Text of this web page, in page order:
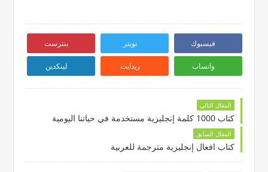
فيسبوك تويتر بنترست
واتساب ريدايت لينكدين
المقال التالي
كتاب 1000 كلمة إنجليزية مستخدمة في حياتنا اليومية
المقال السابق
كتاب افعال إنجليزية مترجمة للعربية